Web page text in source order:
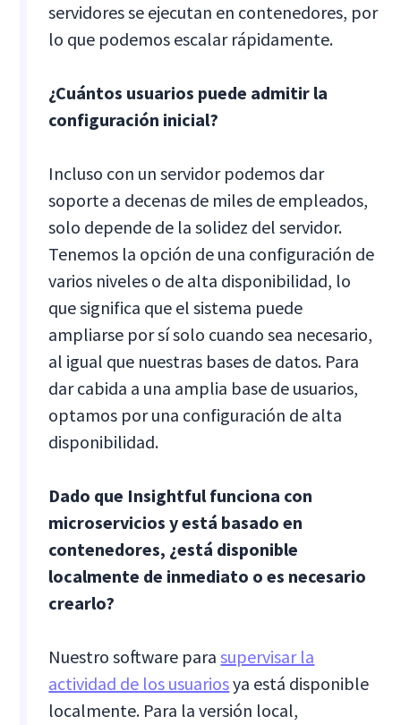
servidores se ejecutan en contenedores, por
lo que podemos escalar rápidamente.
¿Cuántos usuarios puede admitir la
configuración inicial?
Incluso con un servidor podemos dar
soporte a decenas de miles de empleados,
solo depende de la solidez del servidor.
Tenemos la opción de una configuración de
varios niveles o de alta disponibilidad, lo
que significa que el sistema puede
ampliarse por sí solo cuando sea necesario,
al igual que nuestras bases de datos. Para
dar cabida a una amplia base de usuarios,
optamos por una configuración de alta
disponibilidad.
Dado que Insightful funciona con
microservicios y está basado en
contenedores, ¿está disponible
localmente de inmediato o es necesario
crearlo?
Nuestro software parasupervisar la
actividad de los usuariosya está disponible
localmente. Para la versión local,